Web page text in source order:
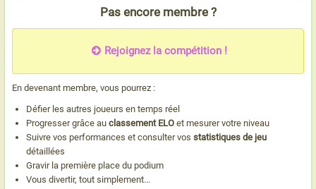
Pas encore membre ?
Rejoignez la compétition !
En devenant membre, vous pourrez :
Défier les autres joueurs en temps réel
Progresser grâce au classement ELO et mesurer votre niveau
Suivre vos performances et consulter vos statistiques de jeu
détaillées
Gravir la première place du podium
Vous divertir, tout simplement...